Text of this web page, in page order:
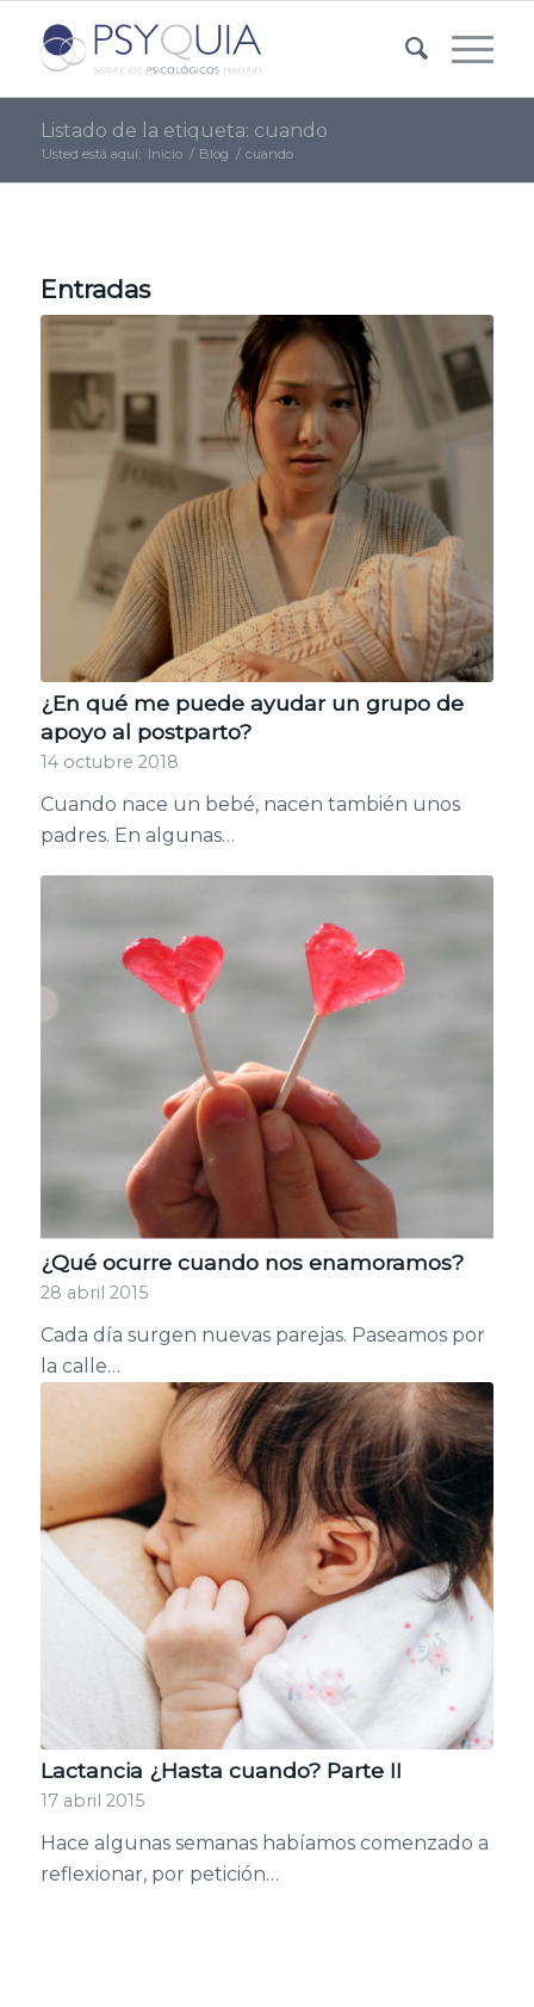
Listado de la etiqueta: cuando
Usted está aquí: Inicio / Blog / cuando
Entradas
¿En qué me puede ayudar un grupo de
apoyo al postparto?
14 octubre 2018
Cuando nace un bebé, nacen también unos
padres. En algunas…
¿Qué ocurre cuando nos enamoramos?
28 abril 2015
Cada día surgen nuevas parejas. Paseamos por
la calle…
Lactancia ¿Hasta cuando? Parte II
17 abril 2015
Hace algunas semanas habíamos comenzado a
reflexionar, por petición…